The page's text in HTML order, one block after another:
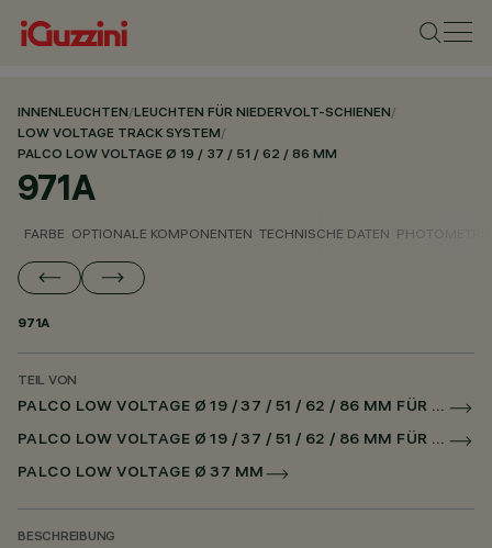
INNENLEUCHTEN/LEUCHTEN FÜR NIEDERVOLT-SCHIENEN/
LOW VOLTAGE TRACK SYSTEM/
PALCO LOW VOLTAGE Ø 19 / 37 / 51 / 62 / 86 MM
971A
FARBE OPTIONALE KOMPONENTEN TECHNISCHE DATEN
971A
TEIL VON
PALCO LOW VOLTAGE Ø 19 / 37 / 51 / 62 / 86 MM FÜR NIEDERSPANNUNGSSCHIENE CASAMBI
PALCO LOW VOLTAGE Ø 19 / 37 / 51 / 62 / 86 MM FÜR SUPERRAIL CASAMBI
PALCO LOW VOLTAGE Ø 37 MM
BESCHREIBUNG